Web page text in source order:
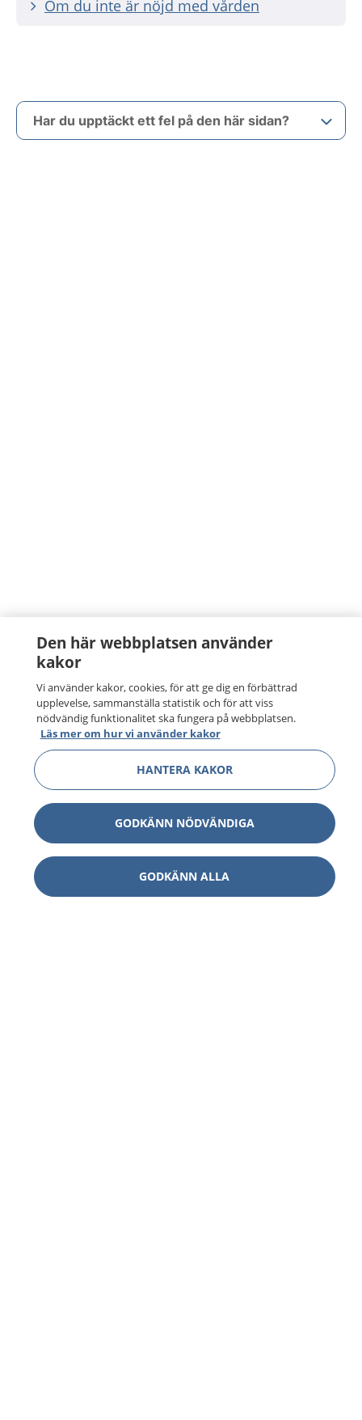
Om du inte är nöjd med vården
Har du upptäckt ett fel på den här sidan?
Den här webbplatsen använder
kakor
Vi använder kakor, cookies, för att ge dig en förbättrad
upplevelse, sammanställa statistik och för att viss
nödvändig funktionalitet ska fungera på webbplatsen.
Läs mer om hur vi använder kakor
HANTERA KAKOR
GODKÄNN NÖDVÄNDIGA
GODKÄNN ALLA